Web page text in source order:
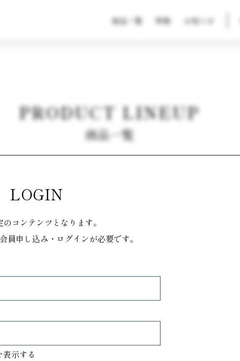
商品一覧 特集 お知らせ
PRODUCT LINEUP
商品一覧
LOGIN
コンテンツとなります。
員申し込み・ログインが必要です。
示する